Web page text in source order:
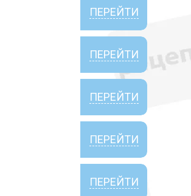
ПЕРЕЙТИ
ПЕРЕЙТИ
ПЕРЕЙТИ
ПЕРЕЙТИ
ПЕРЕЙТИ